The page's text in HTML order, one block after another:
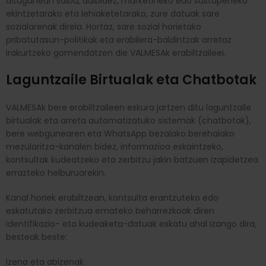
ekintzetarako eta lehiaketetarako, zure datuak sare
sozialarenak direla. Hortaz, sare sozial horietako
pribatutasun-politikak eta erabilera-baldintzak arretaz
irakurtzeko gomendatzen die VALMESAk erabiltzaileei.
Laguntzaile Birtualak eta Chatbotak
VALMESAk bere erabiltzaileen eskura jartzen ditu laguntzaile
birtualak eta arreta automatizatuko sistemak (chatbotak),
bere webgunearen eta WhatsApp bezalako berehalako
mezularitza-kanalen bidez, informazioa eskaintzeko,
kontsultak kudeatzeko eta zerbitzu jakin batzuen izapidetzea
errazteko helburuarekin.
Kanal horiek erabiltzean, kontsulta erantzuteko edo
eskatutako zerbitzua emateko beharrezkoak diren
identifikazio- eta kudeaketa-datuak eskatu ahal izango dira,
besteak beste:
Izena eta abizenak.